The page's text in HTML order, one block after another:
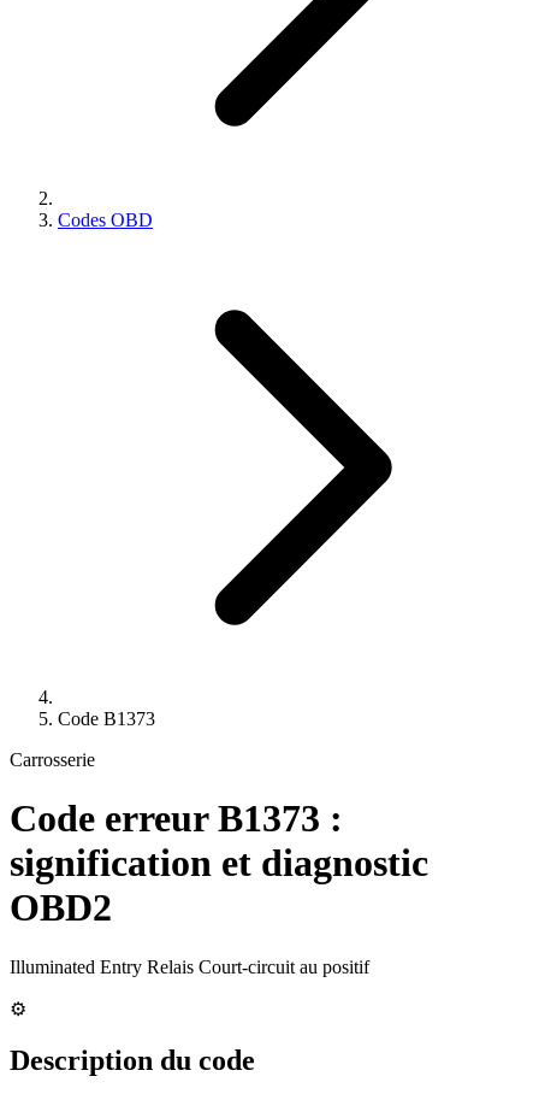
Codes OBD
Code B1373
Carrosserie
Code erreurB1373 :
signification et diagnostic
OBD2
Illuminated Entry Relais Court-circuit au positif
⚙️
Description du code